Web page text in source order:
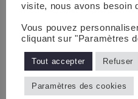
visite, nous avons besoin
Vous pouvez
cliquant sur "Paramètres
Tout accepter Refuser
Paramètres des cookies